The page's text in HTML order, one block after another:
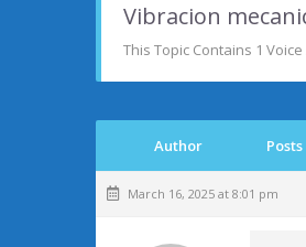
Vibracion
This Topic Contains 1
Author Posts
March 16, 2025 at 8:01 pm